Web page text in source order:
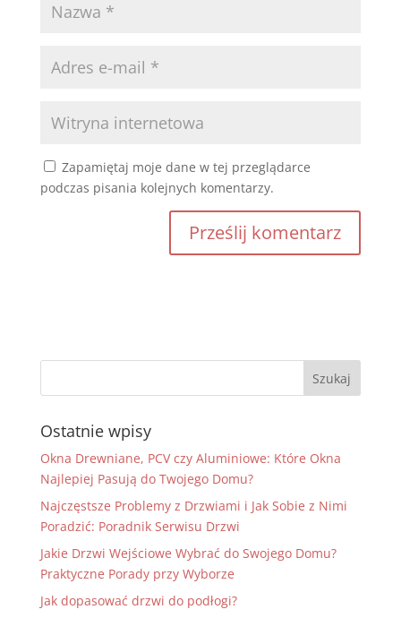
Zapamiętaj moje dane w tej przeglądarce
podczas pisania kolejnych komentarzy.
Ostatnie wpisy
Okna Drewniane, PCV czy Aluminiowe: Które Okna
Najlepiej Pasują do Twojego Domu?
Najczęstsze Problemy z Drzwiami i Jak Sobie z Nimi
Poradzić: Poradnik Serwisu Drzwi
Jakie Drzwi Wejściowe Wybrać do Swojego Domu?
Praktyczne Porady przy Wyborze
Jak dopasować drzwi do podłogi?